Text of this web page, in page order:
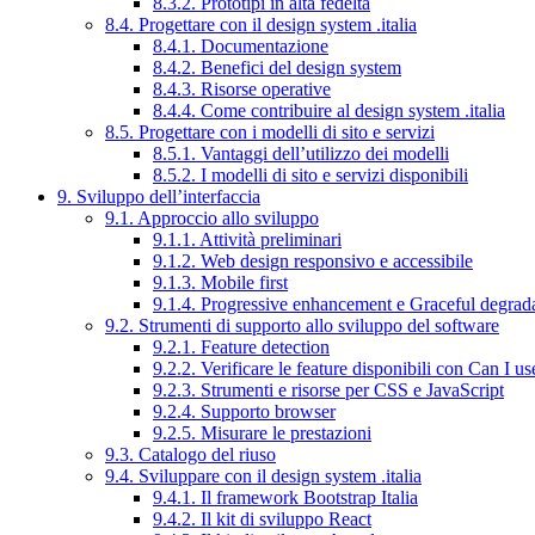
8.4. Progettare con il design system .italia
8.4.1. Documentazione
8.4.2. Benefici del design system
8.4.3. Risorse operative
8.4.4. Come contribuire al design system .italia
8.5. Progettare con i modelli di sito e servizi
8.5.1. Vantaggi dell’utilizzo dei modelli
8.5.2. I modelli di sito e servizi disponibili
9. Sviluppo dell’interfaccia
9.1. Approccio allo sviluppo
9.1.1. Attività preliminari
9.1.2. Web design responsivo e accessibile
9.1.3. Mobile first
9.1.4. Progressive enhancement e Graceful
9.2. Strumenti di supporto allo sviluppo del software
9.2.1. Feature detection
9.2.2. Verificare le feature disponibili con Can I
9.2.3. Strumenti e risorse per CSS e JavaScript
9.2.4. Supporto browser
9.2.5. Misurare le prestazioni
9.3. Catalogo del riuso
9.4. Sviluppare con il design system .italia
9.4.1. Il framework Bootstrap Italia
9.4.2. Il kit di sviluppo React